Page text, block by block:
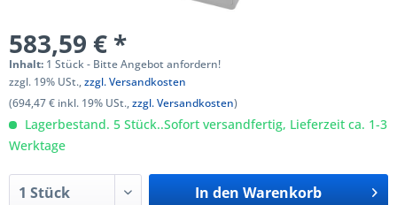
583,59 € *
Inhalt: 1 Stück - Bitte Angebot anfordern!
zzgl. 19% USt.,zzgl. Versandkosten
(694,47 € inkl. 19% USt.,zzgl. Versandkosten)
Lagerbestand. 5 Stück..Sofort versandfertig, Lieferzeit ca. 1-3
Werktage
In den Warenkorb